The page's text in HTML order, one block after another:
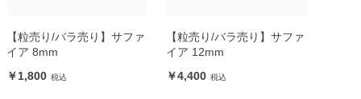
【粒売り/バラ売り】サファ
イア 8mm
1,800
【粒売り/バラ売り】サファ
イア 12mm
4,400